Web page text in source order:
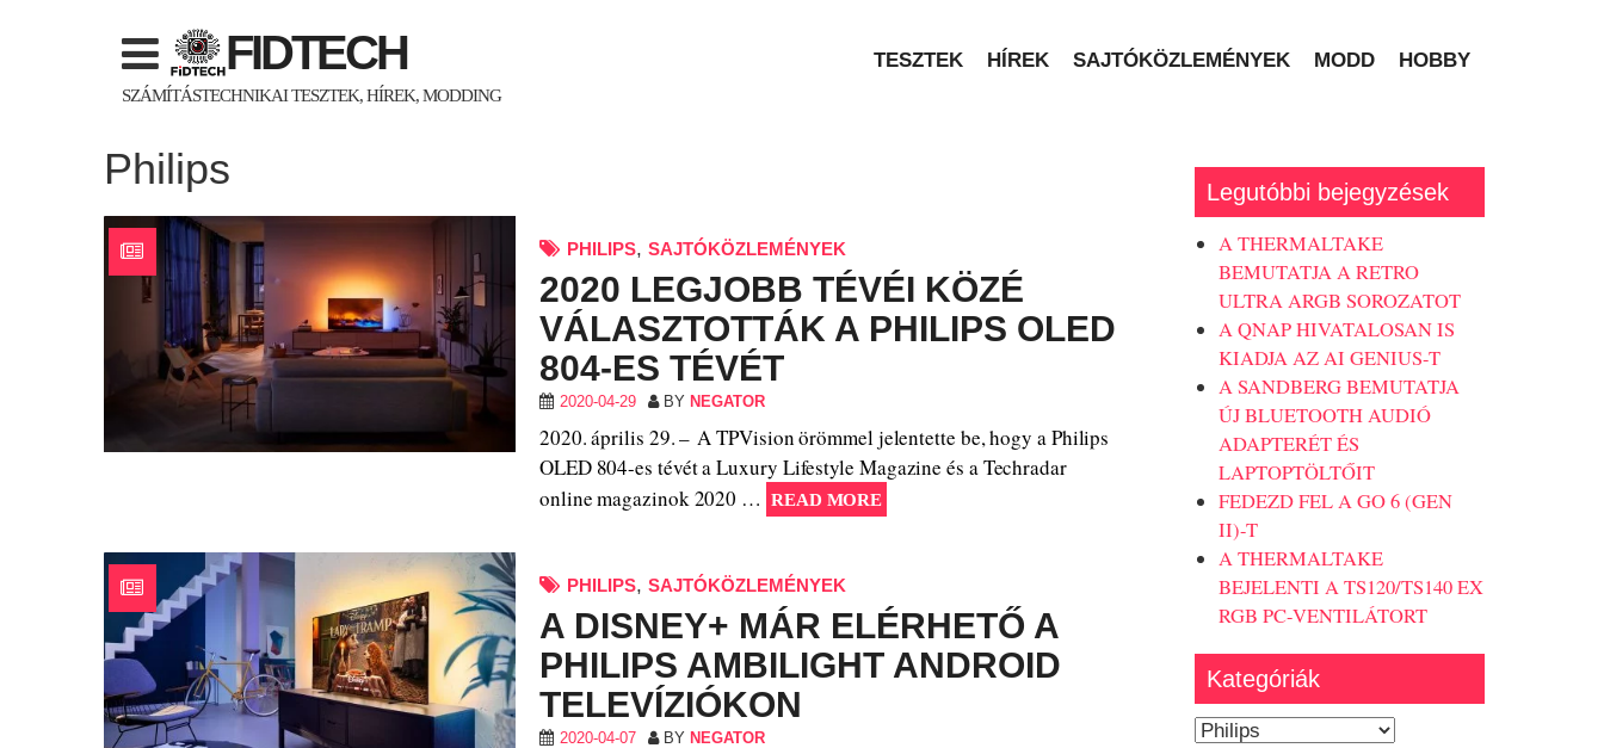
FIDTECH
SZÁMÍTÁSTECHNIKAI TESZTEK, HÍREK, MODDING
TESZTEK HÍREK SAJTÓKÖZLEMÉNYEK MODD HOBBY
Philips
PHILIPS, SAJTÓKÖZLEMÉNYEK
2020 LEGJOBB TÉVÉI KÖZÉ
VÁLASZTOTTÁK A PHILIPS OLED
804-ES TÉVÉT
2020-04-29 BY NEGATOR
2020. április 29. – A TPVision örömmel jelentette be, hogy a Philips
OLED 804-es tévét a Luxury Lifestyle Magazine és a Techradar
online magazinok 2020 … READ MORE
PHILIPS, SAJTÓKÖZLEMÉNYEK
A DISNEY+ MÁR ELÉRHETŐ A
PHILIPS AMBILIGHT ANDROID
TELEVÍZIÓKON
2020-04-07 BY NEGATOR
Legutóbbi bejegyzések
A THERMALTAKE
BEMUTATJA A RETRO
ULTRA ARGB SOROZATOT
A QNAP HIVATALOSAN IS
KIADJA AZ AI GENIUS-T
A SANDBERG BEMUTATJA
ÚJ BLUETOOTH AUDIÓ
ADAPTERÉT ÉS
LAPTOPTÖLTŐIT
FEDEZD FEL A GO 6 (GEN
II)-T
A THERMALTAKE
BEJELENTI A TS120/TS140 EX
RGB PC-VENTILÁTORT
Kategóriák
Kategóriák